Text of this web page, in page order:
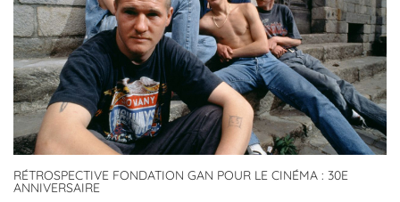
RÉTROSPECTIVE FONDATION GAN POUR LE CINÉMA : 30E
ANNIVERSAIRE